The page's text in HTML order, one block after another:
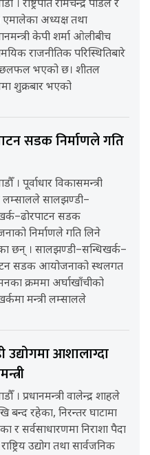
। राष्ट्रपति रामचन्द्र पौडेल र
अध्यक्ष तथा
केपी शर्मा ओलीबीच
राजनीतिक परिस्थितिबारे
छलफल भएको छ। शीतल
शुक्रबार भएको
सडक निर्माणले गति
। पूर्वाधार विकासमन्त्री
सालझण्डी–
सडक
निर्माणले गति लिने
छन् । सालझण्डी–सन्धिखर्क–
सडक आयोजनाको स्थलगत
क्रममा अर्घाखाँचीको
मन्त्री लम्सालले
आशालाग्दा
। प्रधानमन्त्री वालेन्द्र शाहले
बन्द रहेका, निरन्तर घाटामा
र सर्वसाधारणमा निराशा पैदा
उद्योग तथा सार्वजनिक